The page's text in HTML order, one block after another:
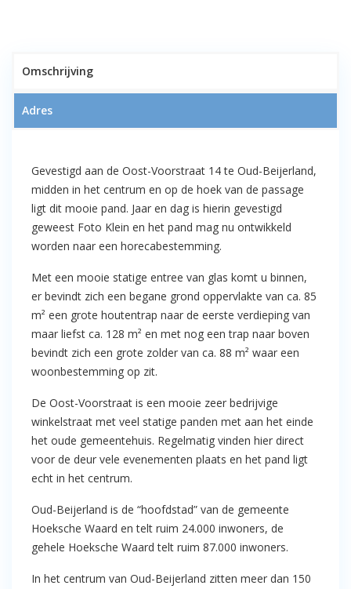
Verhuurd per 1 januari 2023:
hartje centrum aan de Oost-
Voorstraat 14 te Oud-Beijerland
Omschrijving
Adres
Gevestigd aan de Oost-Voorstraat 14 te Oud-Beijerland,
midden in het centrum en op de hoek van de passage
ligt dit mooie pand. Jaar en dag is hierin gevestigd
geweest Foto Klein en het pand mag nu ontwikkeld
worden naar een horecabestemming.
Met een mooie statige entree van glas komt u binnen,
er bevindt zich een begane grond oppervlakte van ca. 85
m² een grote houtentrap naar de eerste verdieping van
maar liefst ca. 128 m² en met nog een trap naar boven
bevindt zich een grote zolder van ca. 88 m² waar een
woonbestemming op zit.
De Oost-Voorstraat is een mooie zeer bedrijvige
winkelstraat met veel statige panden met aan het einde
het oude gemeentehuis. Regelmatig vinden hier direct
voor de deur vele evenementen plaats en het pand ligt
echt in het centrum.
Oud-Beijerland is de “hoofdstad” van de gemeente
Hoeksche Waard en telt ruim 24.000 inwoners, de
gehele Hoeksche Waard telt ruim 87.000 inwoners.
In het centrum van Oud-Beijerland zitten meer dan 150